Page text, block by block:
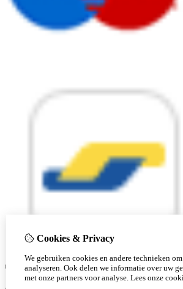
© Copyright 2026 |
Cookies & Privacy
We gebruiken cookies en andere technieken
analyseren. Ook delen we informatie over uw
met onze partners voor analyse. Lees onze